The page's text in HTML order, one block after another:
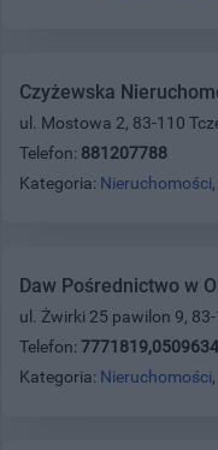
Czyżewska
ul. Mostowa 2, 83-110
Telefon: 881207788
Kategoria: Nieruchomości
Daw Pośrednictwo w
ul. Żwirki 25 pawilon 9,
Telefon:
Kategoria: Nieruchomości